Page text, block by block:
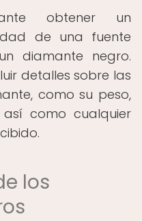
obtener un
de una fuente
diamante negro.
detalles sobre las
como su peso,
como cualquier
los